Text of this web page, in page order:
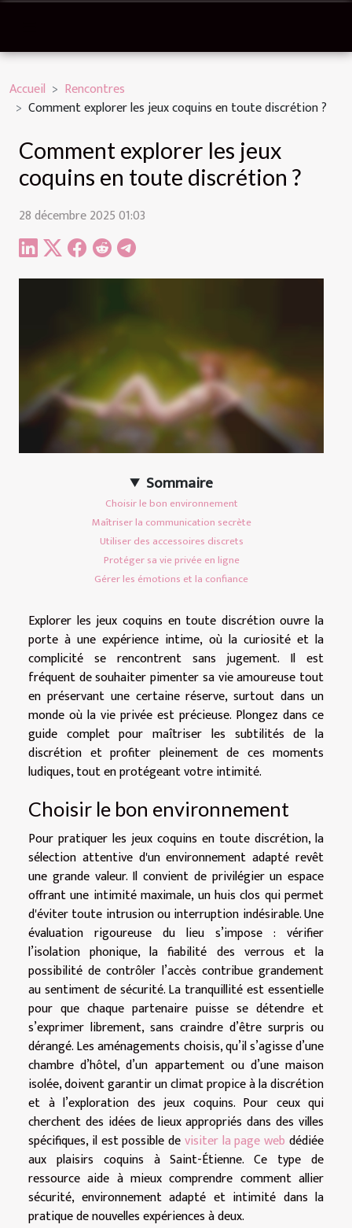
Accueil
Rencontres
Comment explorer les jeux coquins en toute discrétion ?
Comment explorer les jeux
coquins en toute discrétion ?
28 décembre 2025 01:03
Sommaire
Choisir le bon environnement
Maîtriser la communication secrète
Utiliser des accessoires discrets
Protéger sa vie privée en ligne
Gérer les émotions et la confiance
Explorer les jeux coquins en toute discrétion ouvre la
porte à une expérience intime, où la curiosité et la
complicité se rencontrent sans jugement. Il est
fréquent de souhaiter pimenter sa vie amoureuse tout
en préservant une certaine réserve, surtout dans un
monde où la vie privée est précieuse. Plongez dans ce
guide complet pour maîtriser les subtilités de la
discrétion et profiter pleinement de ces moments
ludiques, tout en protégeant votre intimité.
Choisir le bon environnement
Pour pratiquer les jeux coquins en toute discrétion, la
sélection attentive d'un environnement adapté revêt
une grande valeur. Il convient de privilégier un espace
offrant une intimité maximale, un huis clos qui permet
d'éviter toute intrusion ou interruption indésirable. Une
évaluation rigoureuse du lieu s’impose : vérifier
l’isolation phonique, la fiabilité des verrous et la
possibilité de contrôler l’accès contribue grandement
au sentiment de sécurité. La tranquillité est essentielle
pour que chaque partenaire puisse se détendre et
s’exprimer librement, sans craindre d’être surpris ou
dérangé. Les aménagements choisis, qu’il s’agisse d’une
chambre d’hôtel, d’un appartement ou d’une maison
isolée, doivent garantir un climat propice à la discrétion
et à l’exploration des jeux coquins. Pour ceux qui
cherchent des idées de lieux appropriés dans des villes
spécifiques, il est possible devisiter la page web dédiée
aux plaisirs coquins à Saint-Étienne. Ce type de
ressource aide à mieux comprendre comment allier
sécurité, environnement adapté et intimité dans la
pratique de nouvelles expériences à deux.